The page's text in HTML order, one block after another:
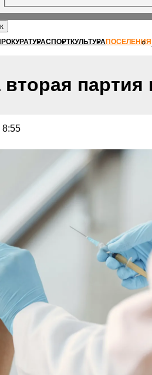
СПОРТКУЛЬТУРАПОСЕЛЕНИЯ
партия
8:55